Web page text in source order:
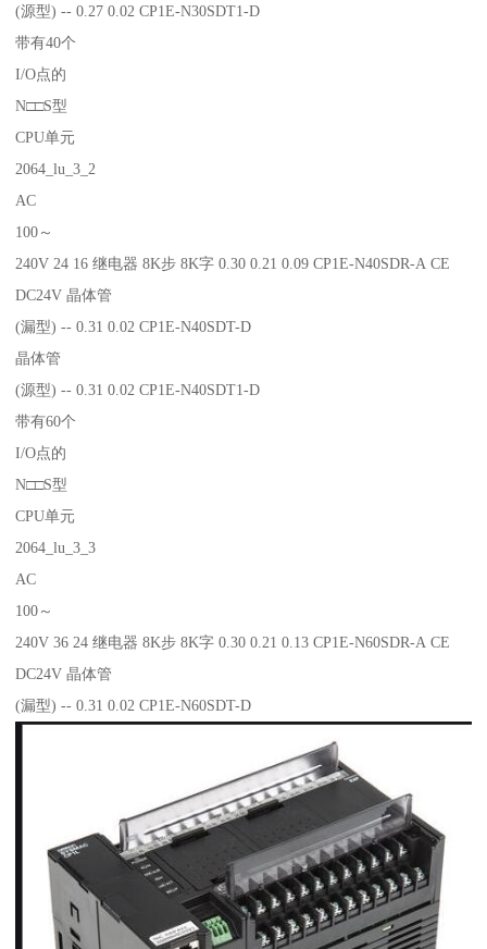
(源型) -- 0.27 0.02 CP1E-N30SDT1-D
带有40个
I/O点的
N□□S型
CPU单元
2064_lu_3_2
AC
100～
240V 24 16 继电器 8K步 8K字 0.30 0.21 0.09 CP1E-N40SDR-A CE
DC24V 晶体管
(漏型) -- 0.31 0.02 CP1E-N40SDT-D
晶体管
(源型) -- 0.31 0.02 CP1E-N40SDT1-D
带有60个
I/O点的
N□□S型
CPU单元
2064_lu_3_3
AC
100～
240V 36 24 继电器 8K步 8K字 0.30 0.21 0.13 CP1E-N60SDR-A CE
DC24V 晶体管
(漏型) -- 0.31 0.02 CP1E-N60SDT-D